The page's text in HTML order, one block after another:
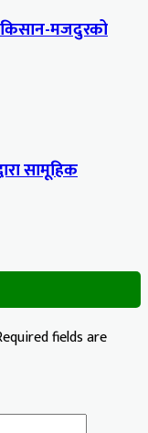
किसान-मजदुरको
सामूहिक
fields are